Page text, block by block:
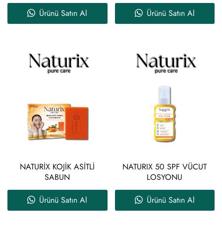
Ürünü Satın Al
Ürünü Satın Al
NATURİX KOJİK ASİTLİ
SABUN
Ürünü Satın Al
NATURIX 50 SPF VÜCUT
LOSYONU
Ürünü Satın Al